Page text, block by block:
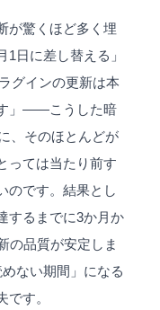
が驚くほど多く埋
日に差し替える」
グインの更新は本
」——こうした暗
、そのほとんどが
っては当たり前す
のです。結果とし
するまでに3か月か
の品質が安定しま
ない期間」になる
す。